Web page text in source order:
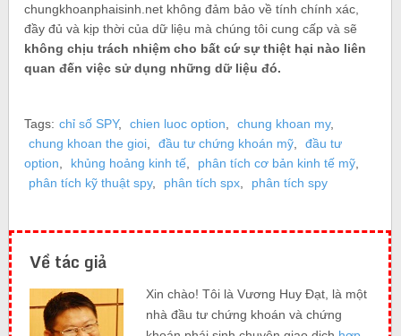
chungkhoanphaisinh.net không đảm bảo về tính chính xác,
đầy đủ và kịp thời của dữ liệu mà chúng tôi cung cấp và sẽ
không chịu trách nhiệm cho bất cứ sự thiệt hại nào liên
quan đến việc sử dụng những dữ liệu đó.
Tags: chỉ số SPY, chien luoc option chung khoan my,
chung khoan the gioi
đầu tư chứng khoán mỹ
đầu tư
option
khủng hoảng kinh tế phân tích cơ bản kinh tế mỹ
phân tích kỹ thuật spy, phân tích spx phân tích spy
Về tác giả
Xin chào! Tôi là Vương Huy Đạt, là một
nhà đầu tư chứng khoán và chứng